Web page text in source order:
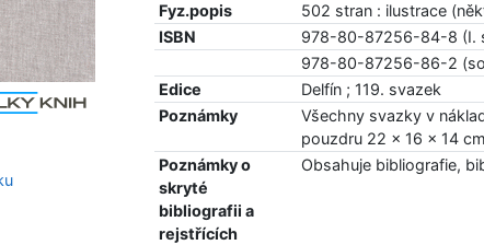
Fyz.popis
502 stran : ilustrace
ISBN
978-80-87256-84-8 (I.
978-80-87256-86-2
Edice
Delfín ; 119. svazek
Poznámky
Všechny svazky v
pouzdru 22 x 16 x 14 cm
Poznámky o
skryté
bibliografii a
rejstřících
Obsahuje bibliografie,